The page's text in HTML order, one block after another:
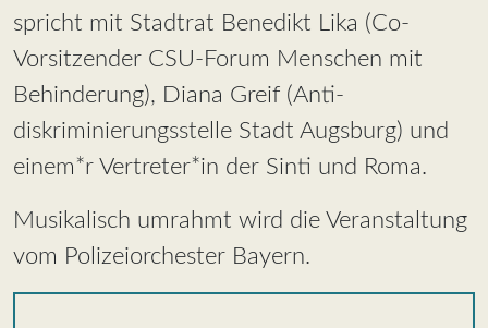
spricht mit Stadtrat Benedikt Lika (Co-
Vorsitzender CSU-Forum Menschen mit
Behinderung), Diana Greif (Anti­
diskriminierungs­stelle Stadt Augsburg) und
einem*r Vertreter*in der Sinti und Roma.
Musikalisch umrahmt wird die Veranstaltung
vom Polizeiorchester Bayern.